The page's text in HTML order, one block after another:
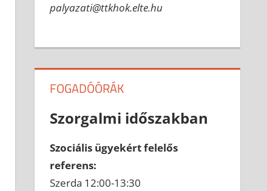
palyazati@ttkhok.elte.hu
FOGADÓÓRÁK
Szorgalmi időszakban
Szociális ügyekért felelős
referens:
Szerda 12:00-13:30